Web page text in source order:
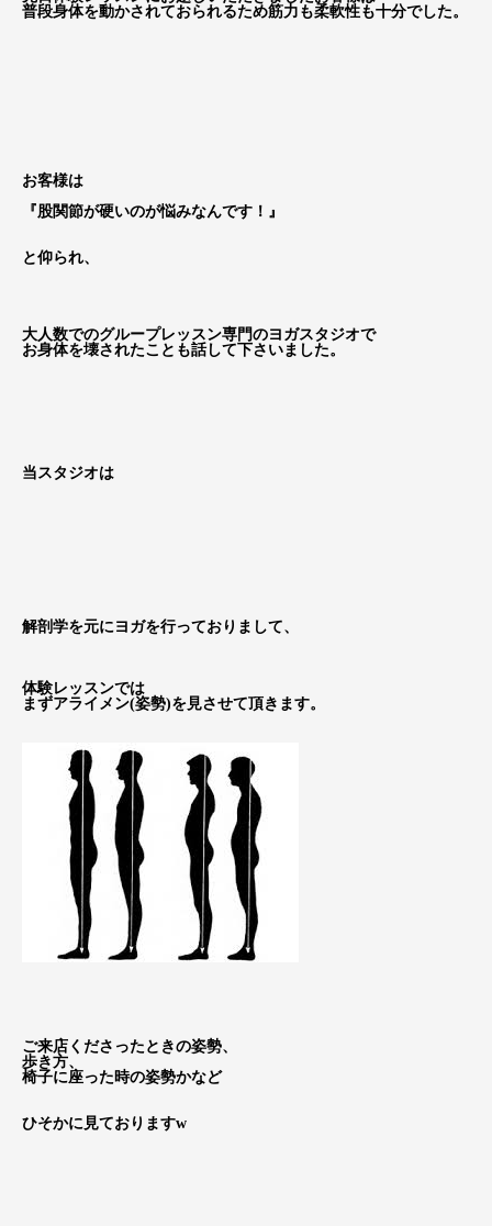
普段身体を動かされておられるため筋力も柔軟性も十分でした。
お客様は
『股関節が硬いのが悩みなんです！』
と仰られ、
大人数でのグループレッスン専門のヨガスタジオで
お身体を壊されたことも話して下さいました。
当スタジオは
解剖学を元にヨガを行っておりまして、
体験レッスンでは
まずアライメン(姿勢)を見させて頂きます。
ご来店くださったときの姿勢、
歩き方、
椅子に座った時の姿勢かなど
ひそかに見ておりますw